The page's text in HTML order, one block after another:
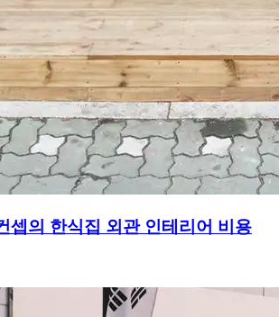
셉의 한식집 외관 인테리어 비용